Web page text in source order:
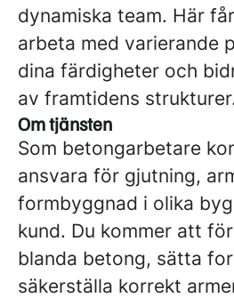
dynamiska team. Här
arbeta med varierande
dina färdigheter och
av framtidens
Om tjänsten
Som betongarbetare
ansvara för gjutning,
formbyggnad i olika
kund. Du kommer att
blanda betong, sätta
säkerställa korrekt